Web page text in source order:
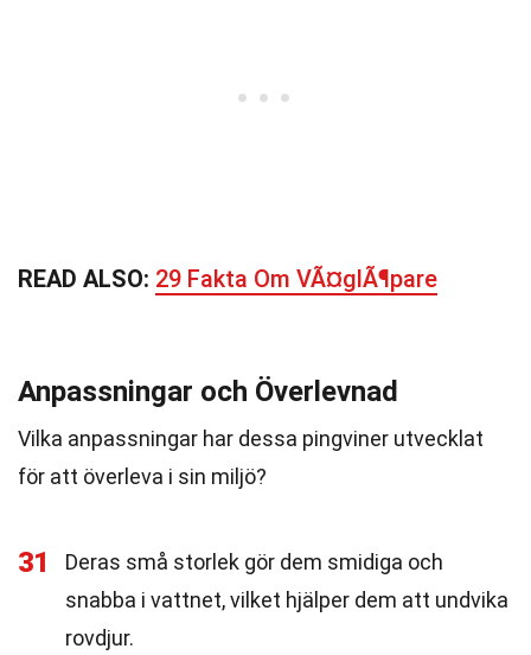
READ ALSO: 29 Fakta Om VÃ¤glÃ¶pare
Anpassningar och Överlevnad
Vilka anpassningar har dessa pingviner utvecklat
för att överleva i sin miljö?
31
Deras små storlek gör dem smidiga och
snabba i vattnet, vilket hjälper dem att undvika
rovdjur.